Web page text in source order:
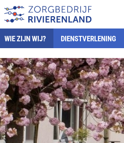
WIE ZIJN WIJ? DIENSTVERLENING